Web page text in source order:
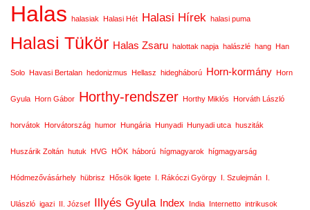
Halas halasiak Halasi Hét Halasi Hírek halasi puma
Halasi Tükör Halas Zsaru halottak napja halászlé hang Han
Solo Havasi Bertalan hedonizmus Hellasz hidegháború Horn-kormány Horn
Gyula Horn Gábor Horthy-rendszer Horthy Miklós Horváth László
horvátok Horvátország humor Hungária Hunyadi Hunyadi utca husziták
Huszárik Zoltán hutuk HVG HÖK háború hígmagyarok hígmagyarság
Hódmezővásárhely hübrisz Hősök ligete I. Rákóczi György I. Szulejmán I.
Ulászló igazi II. József Illyés Gyula Index India Internetto intrikusok